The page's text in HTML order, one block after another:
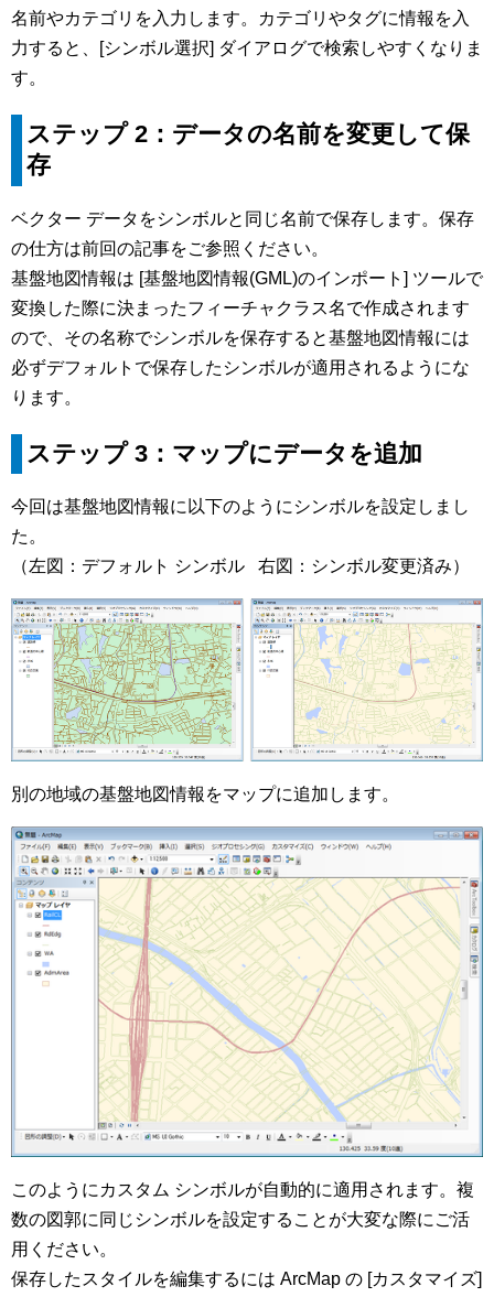
名前やカテゴリを入力します。カテゴリやタグに情報を入
力すると、[シンボル選択] ダイアログで検索しやすくなりま
す。
ステップ 2：データの名前を変更して保
存
ベクター データをシンボルと同じ名前で保存します。保存
の仕方は前回の記事をご参照ください。
基盤地図情報は [基盤地図情報(GML)のインポート] ツールで
変換した際に決まったフィーチャクラス名で作成されます
ので、その名称でシンボルを保存すると基盤地図情報には
必ずデフォルトで保存したシンボルが適用されるようにな
ります。
ステップ 3：マップにデータを追加
今回は基盤地図情報に以下のようにシンボルを設定しまし
た。
（左図：デフォルト シンボル 右図：シンボル変更済み）
別の地域の基盤地図情報をマップに追加します。
このようにカスタム シンボルが自動的に適用されます。複
数の図郭に同じシンボルを設定することが大変な際にご活
用ください。
保存したスタイルを編集するには ArcMap の [カスタマイズ]